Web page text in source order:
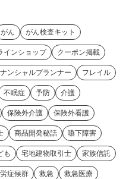
がん がん検査キット
インショップ クーポン掲載
ンシャルプランナー フレイル
不眠症 予防 介護
保険外介護 保険外看護
商品開発秘話 嚥下障害
も 宅地建物取引士 家族信託
症候群 救急 救急医療